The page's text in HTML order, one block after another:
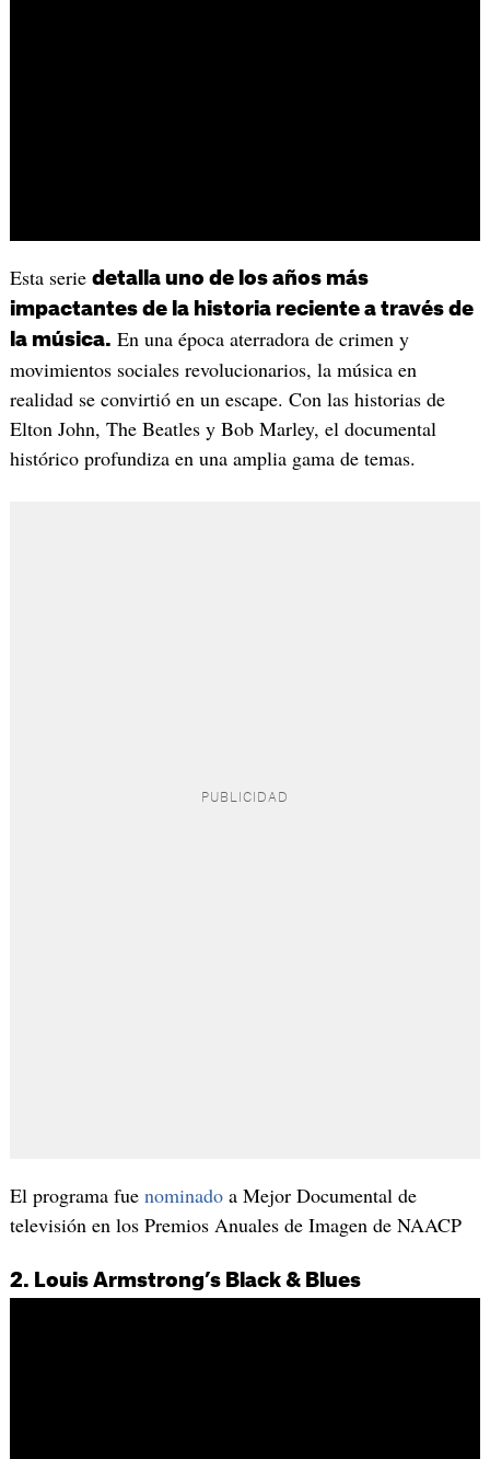
Esta serie detalla uno de los años más
impactantes de la historia reciente a través de
la música. En una época aterradora de crimen y
movimientos sociales revolucionarios, la música en
realidad se convirtió en un escape. Con las historias de
Elton John, The Beatles y Bob Marley, el documental
histórico profundiza en una amplia gama de temas.
El programa fue nominadoa Mejor Documental de
televisión en los Premios Anuales de Imagen de NAACP
2. Louis Armstrong’s Black & Blues